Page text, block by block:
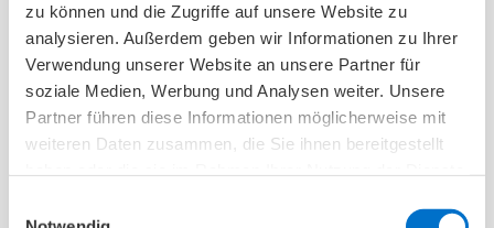
zu können und die Zugriffe auf unsere Website zu
analysieren. Außerdem geben wir Informationen zu Ihrer
Verwendung unserer Website an unsere Partner für
soziale Medien, Werbung und Analysen weiter. Unsere
Partner führen diese Informationen möglicherweise mit
weiteren Daten zusammen, die Sie ihnen bereitgestellt
PEJ-Sonde
Die PEJ-Sonde (perkutane endoskopische
Jejunostomie) führtdirekt in den Dünndarm
und wird eingesetzt, wenn der Magen
umgangen werden muss, beispielsweise bei